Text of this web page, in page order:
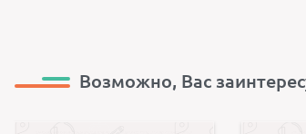
Возможно, Вас